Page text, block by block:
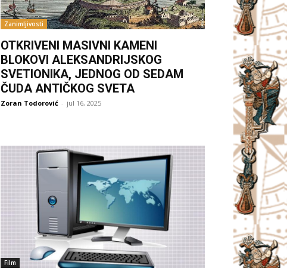
Zanimljivosti
OTKRIVENI MASIVNI KAMENI
BLOKOVI ALEKSANDRIJSKOG
SVETIONIKA, JEDNOG OD SEDAM
ČUDA ANTIČKOG SVETA
Zoran Todorović - jul 16, 2025
Film